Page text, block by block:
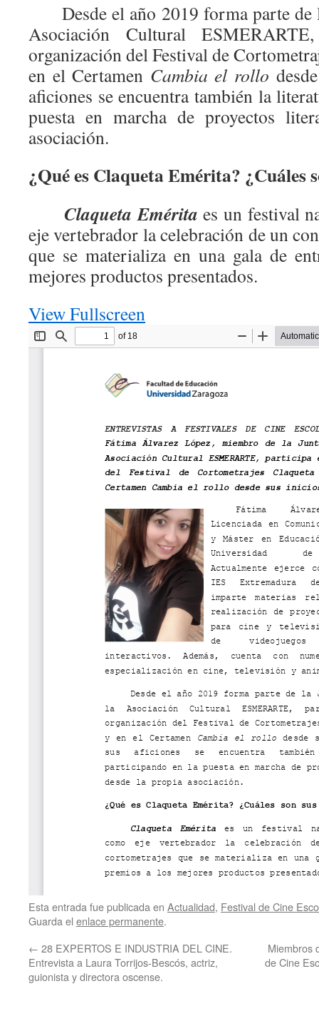
Desde el año 2019 forma parte de
Asociación Cultural
organización del Festival de
en el Certamen Cambia el rollo
aficiones se encuentra también la
puesta en marcha de proyectos
asociación.
¿Qué es Claqueta Emérita? ¿Cuáles
Claqueta Emérita es un festival
eje vertebrador la celebración de un
que se materializa en una gala de
mejores productos presentados.
View Fullscreen
Esta entrada fue publicada en Actualidad, Festival de Cine
Guarda el enlace permanente.
← 28 EXPERTOS E INDUSTRIA DEL CINE.
Entrevista a Laura Torrijos-Bescós, actriz,
guionista y directora oscense.
Miembros
de Cine